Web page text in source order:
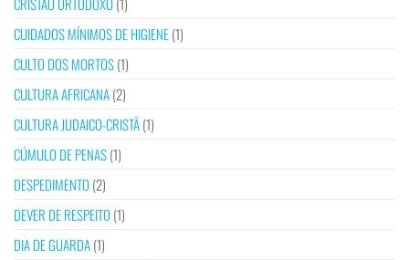
CUIDADOS MÍNIMOS DE HIGIENE(1)
CULTO DOS MORTOS(1)
CULTURA AFRICANA(2)
CULTURA JUDAICO-CRISTÃ(1)
CÚMULO DE PENAS(1)
DESPEDIMENTO (2)
DEVER DE RESPEITO (1)
DIA DE GUARDA(1)